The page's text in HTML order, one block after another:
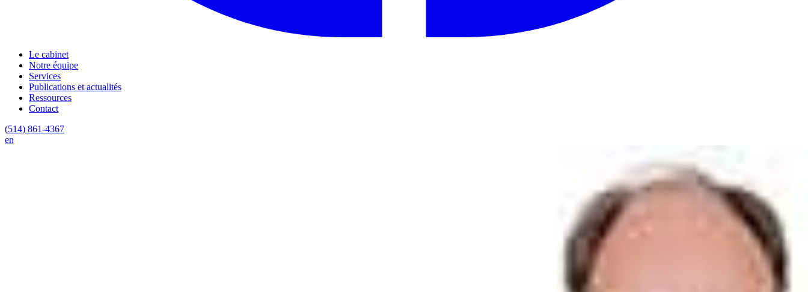
Le cabinet
Notre équipe
Services
Publications et actualités
Ressources
Contact
(514) 861-4367
en